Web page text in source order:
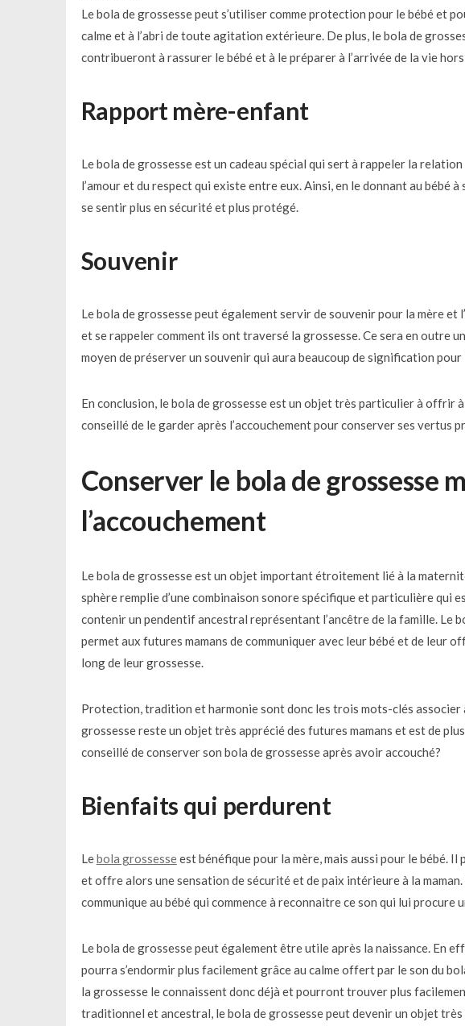
Le bola de grossesse peut s’utiliser comme protection pour le bébé et
calme et à l’abri de toute agitation extérieure. De plus, le bola de
contribueront à rassurer le bébé et à le préparer à l’arrivée de la vie hors
Rapport mère-enfant
Le bola de grossesse est un cadeau spécial qui sert à rappeler la
l’amour et du respect qui existe entre eux. Ainsi, en le donnant au bébé
se sentir plus en sécurité et plus protégé.
Souvenir
Le bola de grossesse peut également servir de souvenir pour la mère
et se rappeler comment ils ont traversé la grossesse. Ce sera en outre
moyen de préserver un souvenir qui aura beaucoup de signification pour
En conclusion, le bola de grossesse est un objet très particulier à offrir
conseillé de le garder après l’accouchement pour conserver ses vertus
Conserver le bola de grossesse
l’accouchement
Le bola de grossesse est un objet important étroitement lié à la
sphère remplie d’une combinaison sonore spécifique et particulière qui
contenir un pendentif ancestral représentant l’ancêtre de la famille. Le
permet aux futures mamans de communiquer avec leur bébé et de leur
long de leur grossesse.
Protection, tradition et harmonie sont donc les trois mots-clés associer
grossesse reste un objet très apprécié des futures mamans et est de
conseillé de conserver son bola de grossesse après avoir accouché?
Bienfaits qui perdurent
Lebola grossesseest bénéfique pour la mère, mais aussi pour le bébé.
et offre alors une sensation de sécurité et de paix intérieure à la maman.
communique au bébé qui commence à reconnaitre ce son qui lui procure
Le bola de grossesse peut également être utile après la naissance. En
pourra s’endormir plus facilement grâce au calme offert par le son du
la grossesse le connaissent donc déjà et pourront trouver plus
traditionnel et ancestral, le bola de grossesse peut devenir un objet